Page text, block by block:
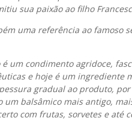
sua paixão ao filho
uma referência ao
é um condimento agridoce,
e hoje é um ingrediente
gradual ao produto,
um balsâmico mais antigo,
com frutas, sorvetes e até